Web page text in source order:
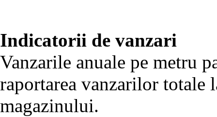
Indicatorii de vanzari
Vanzarile anuale pe metru
raportarea vanzarilor
magazinului.